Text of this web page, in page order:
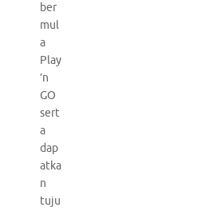
ber
mul
a
Play
’n
GO
sert
a
dap
atka
n
tuju